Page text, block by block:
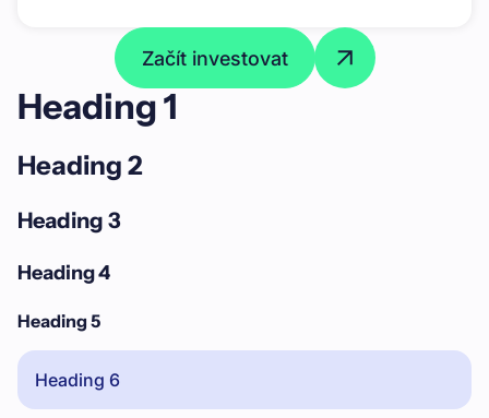
Začít investovat
Heading 1
Heading 2
Heading 3
Heading 4
Heading 5
Heading 6